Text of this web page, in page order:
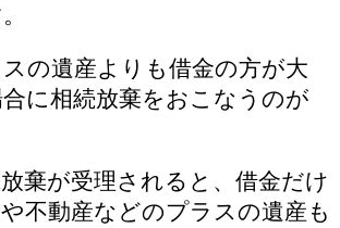
の遺産よりも借金の方が大
に相続放棄をおこなうのが
棄が受理されると、借金だけ
不動産などのプラスの遺産も